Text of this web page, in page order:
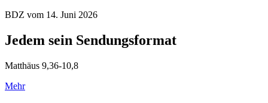
BDZ vom 14. Juni 2026
Jedem sein Sendungsformat
Matthäus 9,36-10,8
Mehr